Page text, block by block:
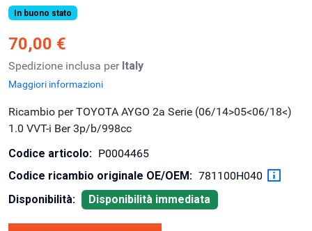
In buono stato
70,00 €
Spedizione inclusa per Italy
Maggiori informazioni
Ricambio per TOYOTA AYGO 2a Serie (06/14>05<06/18<)
1.0 VVT-i Ber 3p/b/998cc
Codice articolo: P0004465
Codice ricambio originale OE/OEM: 781100H040
Disponibilità:
Disponibilità immediata